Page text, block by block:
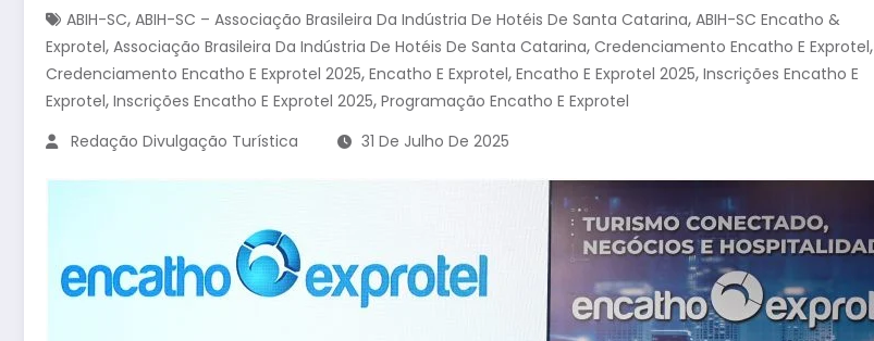
ABIH-SC, ABIH-SC – Associação Brasileira Da Indústria De Hotéis De Santa Catarina, ABIH-SC Encatho &
Exprotel, Associação Brasileira Da Indústria De Hotéis De Santa Catarina, Credenciamento Encatho E Exprotel,
Credenciamento Encatho E Exprotel 2025, Encatho E Exprotel, Encatho E Exprotel 2025, Inscrições Encatho E
Exprotel, Inscrições Encatho E Exprotel 2025, Programação Encatho E Exprotel
Redação Divulgação Turística
31 De Julho De 2025